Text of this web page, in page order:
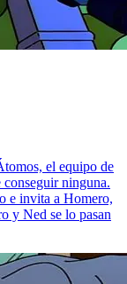
el equipo de
ninguna.
e invita a Homero,
y Ned se lo pasan